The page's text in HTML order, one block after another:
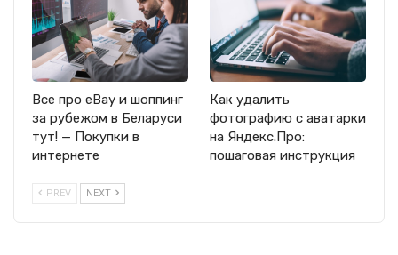
Все про eBay и шоппинг
за рубежом в Беларуси
тут! — Покупки в
интернете
Как удалить
фотографию с аватарки
на Яндекс.Про:
пошаговая инструкция
PREV NEXT